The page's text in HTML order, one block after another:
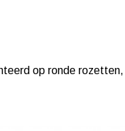
op ronde